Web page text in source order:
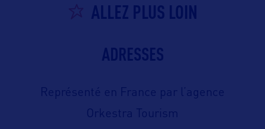
ALLEZ PLUS LOIN
ADRESSES
Représenté en France par l’agence
Orkestra Tourism